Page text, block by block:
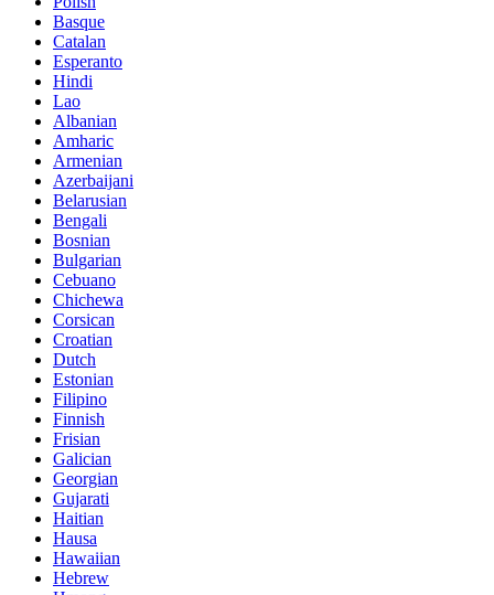
Basque
Catalan
Esperanto
Hindi
Lao
Albanian
Amharic
Armenian
Azerbaijani
Belarusian
Bengali
Bosnian
Bulgarian
Cebuano
Chichewa
Corsican
Croatian
Dutch
Estonian
Filipino
Finnish
Frisian
Galician
Georgian
Gujarati
Haitian
Hausa
Hawaiian
Hebrew